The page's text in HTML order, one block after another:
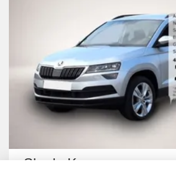
Jeep Compass